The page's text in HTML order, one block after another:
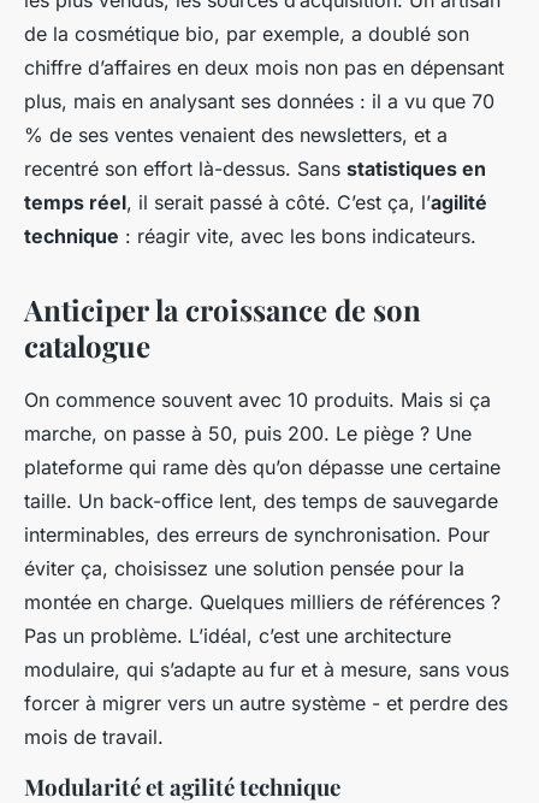
de la cosmétique bio, par exemple, a doublé son
chiffre d’affaires en deux mois non pas en dépensant
plus, mais en analysant ses données : il a vu que 70
% de ses ventes venaient des newsletters, et a
recentré son effort là-dessus. Sans statistiques en
temps réel, il serait passé à côté. C’est ça, l’agilité
technique : réagir vite, avec les bons indicateurs.
Anticiper la croissance de son
catalogue
On commence souvent avec 10 produits. Mais si ça
marche, on passe à 50, puis 200. Le piège ? Une
plateforme qui rame dès qu’on dépasse une certaine
taille. Un back-office lent, des temps de sauvegarde
interminables, des erreurs de synchronisation. Pour
éviter ça, choisissez une solution pensée pour la
montée en charge. Quelques milliers de références ?
Pas un problème. L’idéal, c’est une architecture
modulaire, qui s’adapte au fur et à mesure, sans vous
forcer à migrer vers un autre système - et perdre des
mois de travail.
Modularité et agilité technique